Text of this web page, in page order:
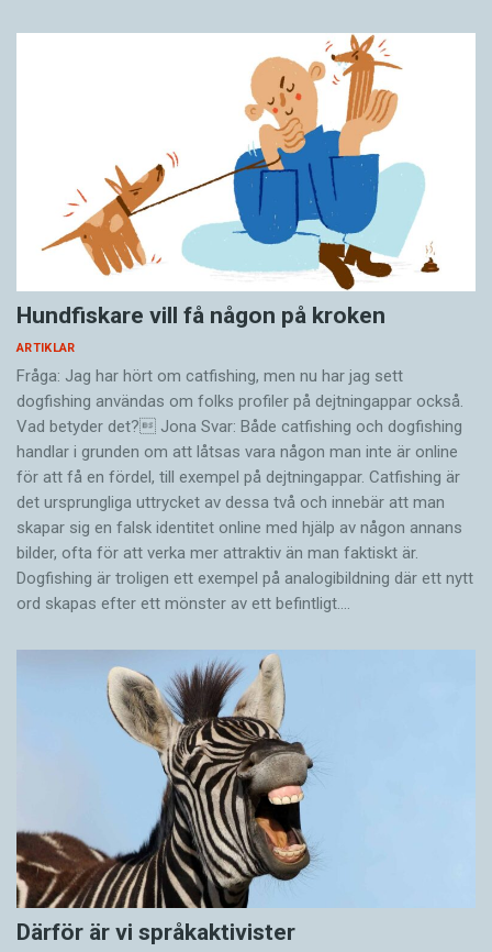
Hundfiskare vill få någon på kroken
ARTIKLAR
Fråga: Jag har hört om catfishing, men nu har jag sett
dogfishing användas om folks profiler på dejtningappar också.
Vad betyder det? Jona Svar: Både catfishing och dogfishing
handlar i grunden om att låtsas vara någon man inte är online
för att få en fördel, till exempel på dejtningappar. Catfishing är
det ursprungliga uttrycket av dessa två och innebär att man
skapar sig en falsk identitet online med hjälp av någon annans
bilder, ofta för att verka mer attraktiv än man faktiskt är.
Dogfishing är troligen ett exempel på analogibildning där ett nytt
ord skapas efter ett mönster av ett befintligt.…
Därför är vi språkaktivister